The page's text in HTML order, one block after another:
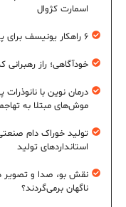
اسمارت کژوال
۶ راهکار یونیسف برای پرورش عادت‌های غذایی سالم در کودکان
خودآگاهی؛ راز
موش‌های مبتلا به
تولید خوراک دام
استانداردهای تولید
نقش بو، صدا و تصویر
ناگهان برمی‌گردند؟